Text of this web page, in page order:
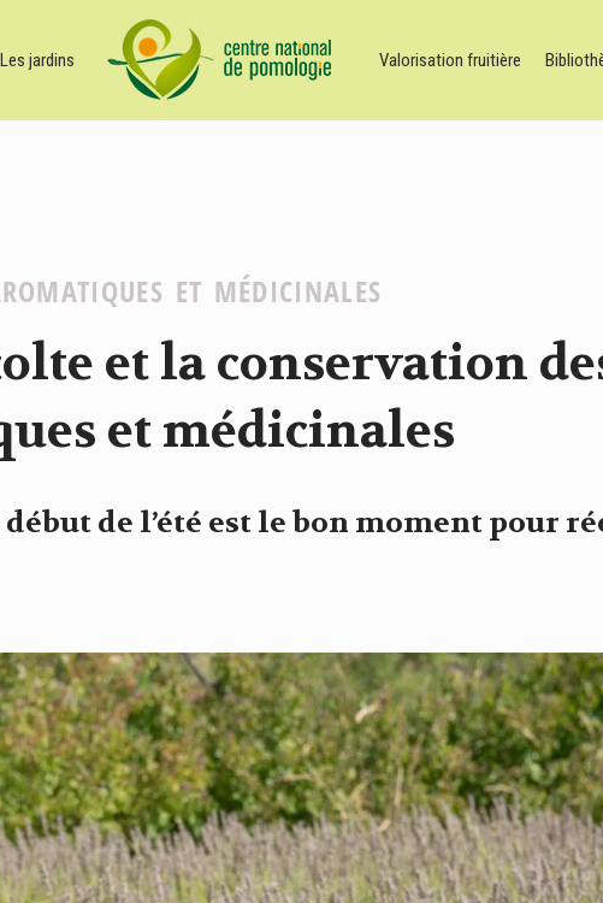
Les jardins Valorisation fruitière
ET MÉDICINALES
et la conservation
et médicinales
de l’été est le bon moment pour